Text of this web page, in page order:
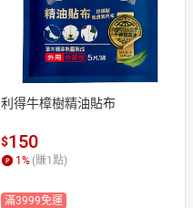
利得牛樟樹精油貼布
$150
1% (賺1點)
滿3999免運